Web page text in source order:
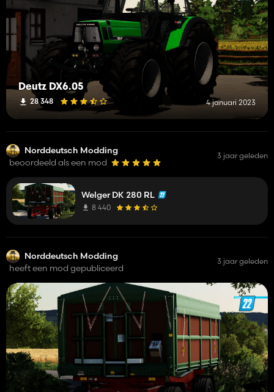
Deutz DX6.05
28 348 4 januari 2023
Norddeutsch Modding
beoordeeld als een mod
3 jaar geleden
Welger DK 280 RL
8 440
Norddeutsch Modding
heeft een mod gepubliceerd
3 jaar geleden